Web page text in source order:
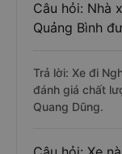
Câu hỏi: Nhà
Quảng Bình
Trả lời: Xe đi
đánh giá chất
Quang Dũng.